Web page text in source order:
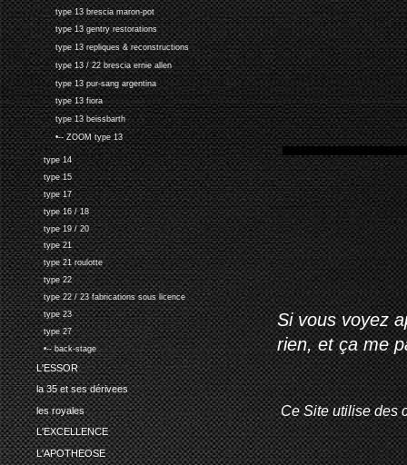
type 13 brescia maron-pot
type 13 gentry restorations
type 13 repliques & reconstructions
type 13 / 22 brescia ernie allen
type 13 pur-sang argentina
type 13 fiora
type 13 beissbarth
•-- ZOOM type 13
type 14
type 15
type 17
type 16 / 18
type 19 / 20
type 21
type 21 roulotte
type 22
type 22 / 23 fabrications sous licence
type 23
type 27
•-- back-stage
L'ESSOR
la 35 et ses dérivees
les royales
L'EXCELLENCE
L'APOTHEOSE
Si vous voyez
rien, et ça me
Ce Site utilise des